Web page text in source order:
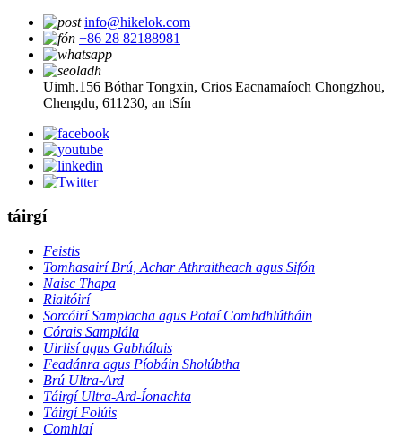
info@hikelok.com
+86 28 82188981
Uimh.156 Bóthar Tongxin, Crios Eacnamaíoch Chongzhou,
Chengdu, 611230, an tSín
táirgí
Feistis
Tomhasairí Brú, Achar Athraitheach agus Sifón
Naisc Thapa
Rialtóirí
Sorcóirí Samplacha agus Potaí Comhdhlútháin
Córais Samplála
Uirlisí agus Gabhálais
Feadánra agus Píobáin Sholúbtha
Brú Ultra-Ard
Táirgí Ultra-Ard-Íonachta
Táirgí Folúis
Comhlaí